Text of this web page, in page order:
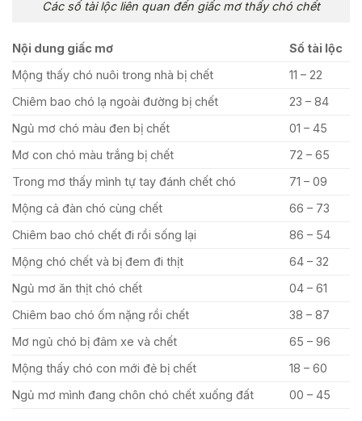
Các số tài lộc liên quan đến giấc mơ thấy chó chết
Nội dung giấc mơ
Số tài lộc
Mộng thấy chó nuôi trong nhà bị chết
11 – 22
Chiêm bao chó lạ ngoài đường bị chết
23 – 84
Ngủ mơ chó màu đen bị chết
01 – 45
Mơ con chó màu trắng bị chết
72 – 65
Trong mơ thấy mình tự tay đánh chết chó
71 – 09
Mộng cả đàn chó cùng chết
66 – 73
Chiêm bao chó chết đi rồi sống lại
86 – 54
Mộng chó chết và bị đem đi thịt
64 – 32
Ngủ mơ ăn thịt chó chết
04 – 61
Chiêm bao chó ốm nặng rồi chết
38 – 87
Mơ ngủ chó bị đâm xe và chết
65 – 96
Mộng thấy chó con mới đẻ bị chết
18 – 60
Ngủ mơ mình đang chôn chó chết xuống đất
00 – 45